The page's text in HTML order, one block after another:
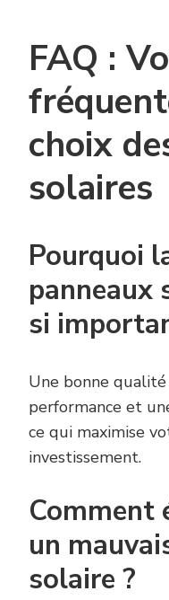
FAQ :
choix
solaires
Pourquoi
panneaux
si
Une bonne
performance et
ce qui maximise
investissement.
Comment
un
solaire ?